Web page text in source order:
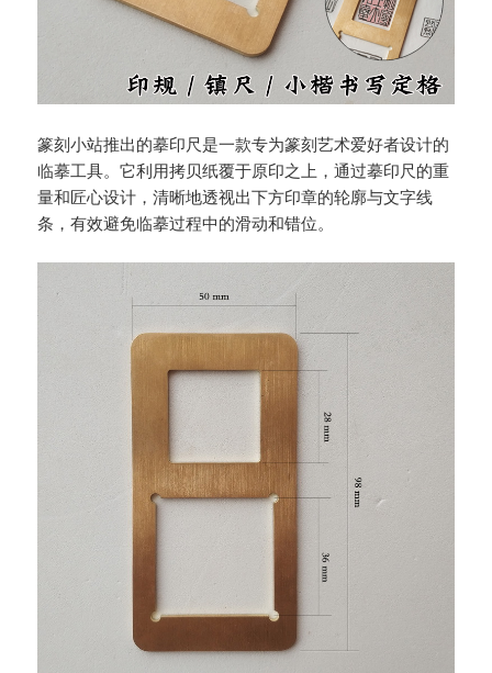
篆刻小站推出的摹印尺是一款专为篆刻艺术爱好者设计的
临摹工具。它利用拷贝纸覆于原印之上，通过摹印尺的重
量和匠心设计，清晰地透视出下方印章的轮廓与文字线
条，有效避免临摹过程中的滑动和错位。